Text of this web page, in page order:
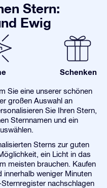
Stern:
Ewig
Schenken
Sie eine unserer schönen
großen Auswahl an
Sie Ihren Stern,
Sternnamen und ein
Sterns zur guten
ein Licht in das
meisten brauchen. Kaufen
weniger Minuten
nachschlagen